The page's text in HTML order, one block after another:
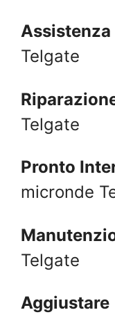
Assistenza
Telgate
Telgate
Pronto
micronde
Telgate
Aggiustare